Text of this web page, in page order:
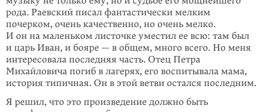
рода. Раевский писал фантастически мелким
почерком, очень качественно, но очень мелко.
И он на маленьком листочке уместил ее всю: там был
и царь Иван, и бояре — в общем, много всего. Но меня
интересовала последняя часть. Отец Петра
Михайловича погиб в лагерях, его воспитывала мама,
история типичная. Он в этой ветви остался последним.
Я решил, что это произведение должно быть